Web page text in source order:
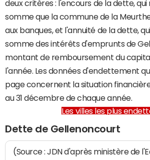
deux critères : l'encours de la dette,
somme que la commune de la
aux banques, et l'annuité de la dette,
somme des intérêts d'emprunts de
montant de remboursement du
l'année. Les données d'endettement
page concernent la situation
au 31 décembre de chaque année.
Les villes les plus
Dette de Gellenoncourt
(Source : JDN d'après ministère de